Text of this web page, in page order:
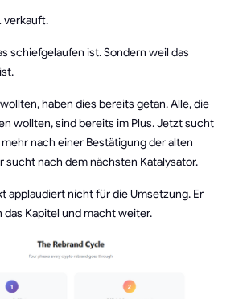
verkauft.
schiefgelaufen ist. Sondern weil das
haben dies bereits getan. Alle, die
wollten, sind bereits im Plus. Jetzt sucht
nach einer Bestätigung der alten
sucht nach dem nächsten Katalysator.
applaudiert nicht für die Umsetzung. Er
Kapitel und macht weiter.